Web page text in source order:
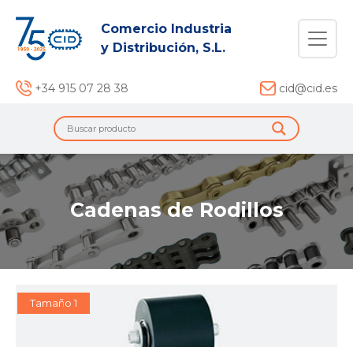
Comercio Industria
y Distribución, S.L.
+34 915 07 28 38 cid@cid.es
Cadenas de Rodillos
Tamaño 1